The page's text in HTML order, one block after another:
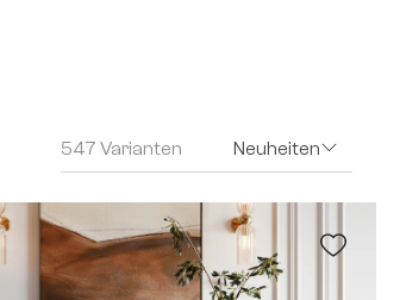
547 Varianten Neuheiten